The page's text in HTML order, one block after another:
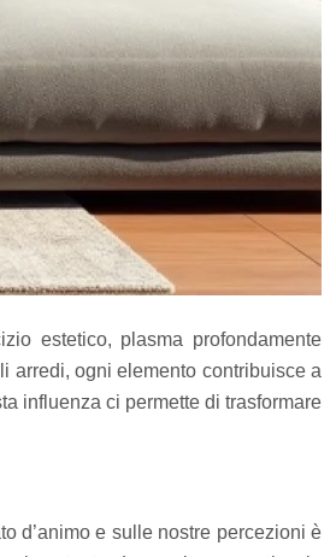
estetico, plasma profondamente
arredi, ogni elemento contribuisce a
influenza ci permette di trasformare
d’animo e sulle nostre percezioni è